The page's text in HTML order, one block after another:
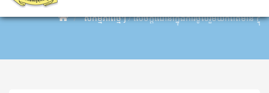
សកម្មភាពថ្មីៗ /សេចក្តីណែនាំ​ក្នុង​ការ​ចូល​​រួម​យក​ព័ត៌មាន ក្នុង​